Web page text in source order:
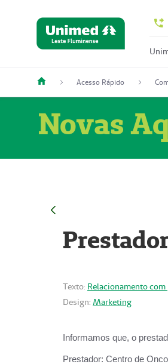
Acesso Rápido
Novas
Texto: Relacionamento
Design: Marketing
Informamos que, o
Prestador: Centro de